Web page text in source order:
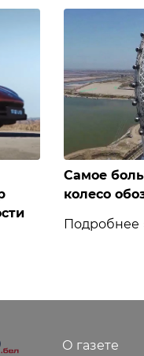
Самое
колесо
Подробнее
О газете